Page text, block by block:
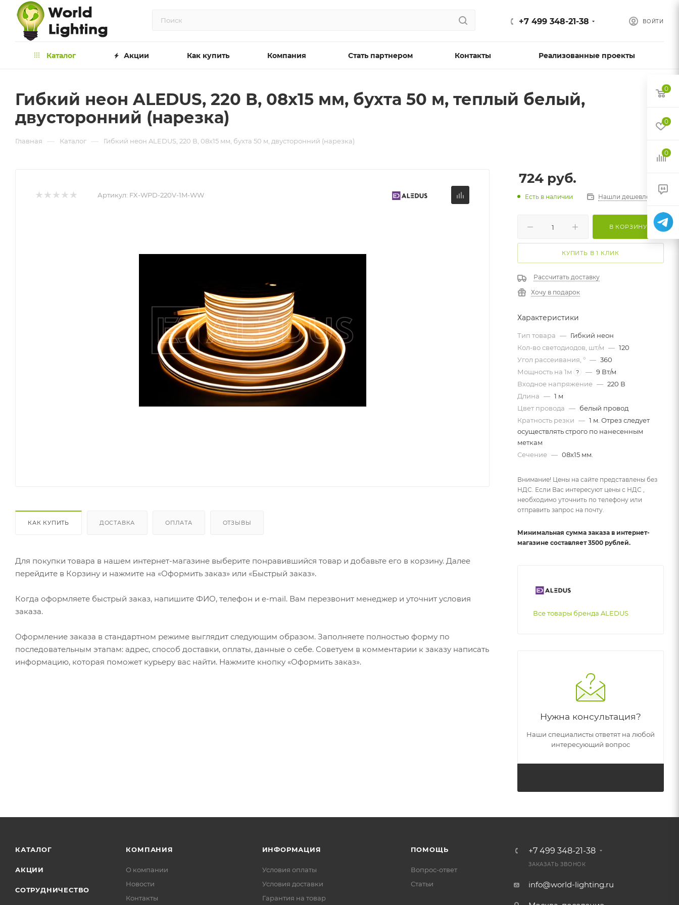
ВОЙТИ
+7 499 348-21-38
Каталог Акции Как купить Компания Стать партнером Контакты Реализованные проекты
Гибкий неон ALEDUS, 220 В, 08х15 мм, бухта 50 м, теплый белый,
двусторонний (нарезка)
Главная — Каталог — Гибкий неон ALEDUS, 220 В, 08х15 мм, бухта 50 м, двусторонний (нарезка)
Артикул: FX-WPD-220V-1M-WW
КАК КУПИТЬ ДОСТАВКА ОПЛАТА ОТЗЫВЫ
Для покупки товара в нашем интернет-магазине выберите понравившийся товар и добавьте его в корзину. Далее
перейдите в Корзину и нажмите на «Оформить заказ» или «Быстрый заказ».
Когда оформляете быстрый заказ, напишите ФИО, телефон и e-mail. Вам перезвонит менеджер и уточнит условия
заказа.
Оформление заказа в стандартном режиме выглядит следующим образом. Заполняете полностью форму по
последовательным этапам: адрес, способ доставки, оплаты, данные о себе. Советуем в комментарии к заказу написать
информацию, которая поможет курьеру вас найти. Нажмите кнопку «Оформить заказ».
724 руб.
Есть в наличии Нашли дешевле?
В КОРЗИНУ
КУПИТЬ В 1 КЛИК
Рассчитать доставку
Хочу в подарок
Характеристики
Тип товара — Гибкий неон
Кол-во светодиодов, шт/м — 120
Угол рассеивания, ° — 360
Мощность на 1м
? — 9 Вт/м
Входное напряжение — 220 В
Длина — 1 м
Цвет провода — белый провод
Кратность резки — 1 м. Отрез следует
осуществлять строго по нанесенным
меткам
Сечение — 08х15 мм.
Внимание! Цены на сайте представлены без
НДС. Если Вас интересуют цены с НДС ,
необходимо уточнить по телефону или
отправить запрос на почту.
Минимальная сумма заказа в интернет-
магазине составляет 3500 рублей.
Все товары бренда ALEDUS
Нужна консультация?
Наши специалисты ответят на любой
интересующий вопрос
КАТАЛОГ
АКЦИИ
СОТРУДНИЧЕСТВО
КОМПАНИЯ
О компании
Новости
Контакты
ИНФОРМАЦИЯ
Условия оплаты
Условия доставки
Гарантия на товар
ПОМОЩЬ
Вопрос-ответ
Статьи
+7 499 348-21-38
ЗАКАЗАТЬ ЗВОНОК
info@world-lighting.ru
0
0
0